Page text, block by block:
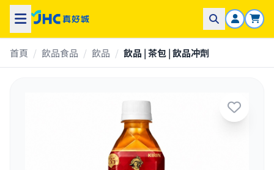
首頁 / 飲品食品 / 飲品 / 飲品 | 茶包 | 飲品冲劑